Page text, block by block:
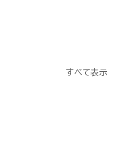
すべて表示